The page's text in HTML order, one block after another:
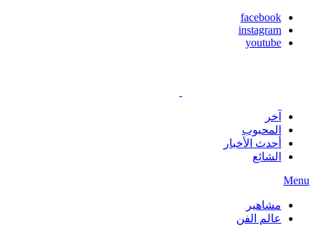
facebook
instagram
youtube
آخر
المحبوب
أحدث الأخبار
الشائع
Menu
مشاهير
عالم الفن